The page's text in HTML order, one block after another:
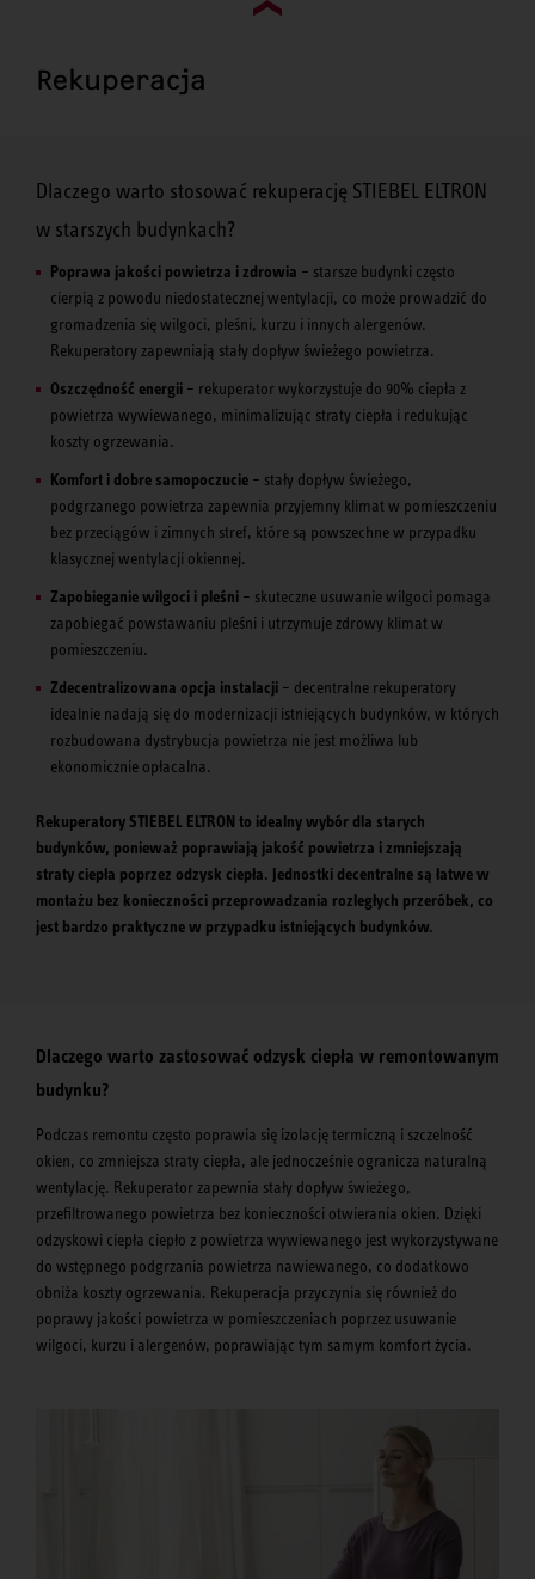
Go to top (evo)
Rekuperacja
Dlaczego warto stosować rekuperację STIEBEL ELTRON
w starszych budynkach?
Poprawa jakości powietrza i zdrowia – starsze budynki często
cierpią z powodu niedostatecznej wentylacji, co może prowadzić do
gromadzenia się wilgoci, pleśni, kurzu i innych alergenów.
Rekuperatory zapewniają stały dopływ świeżego powietrza.
Oszczędność energii – rekuperator wykorzystuje do 90% ciepła z
powietrza wywiewanego, minimalizując straty ciepła i redukując
koszty ogrzewania.
Komfort i dobre samopoczucie – stały dopływ świeżego,
podgrzanego powietrza zapewnia przyjemny klimat w pomieszczeniu
bez przeciągów i zimnych stref, które są powszechne w przypadku
klasycznej wentylacji okiennej.
Zapobieganie wilgoci i pleśni – skuteczne usuwanie wilgoci pomaga
zapobiegać powstawaniu pleśni i utrzymuje zdrowy klimat w
pomieszczeniu.
Zdecentralizowana opcja instalacji – decentralne rekuperatory
idealnie nadają się do modernizacji istniejących budynków, w których
rozbudowana dystrybucja powietrza nie jest możliwa lub
ekonomicznie opłacalna.
Rekuperatory STIEBEL ELTRON to idealny wybór dla starych
budynków, ponieważ poprawiają jakość powietrza i zmniejszają
straty ciepła poprzez odzysk ciepła. Jednostki decentralne są łatwe w
montażu bez konieczności przeprowadzania rozległych przeróbek, co
jest bardzo praktyczne w przypadku istniejących budynków.
Dlaczego warto zastosować odzysk ciepła w remontowanym
budynku?
Podczas remontu często poprawia się izolację termiczną i szczelność
okien, co zmniejsza straty ciepła, ale jednocześnie ogranicza naturalną
wentylację. Rekuperator zapewnia stały dopływ świeżego,
przefiltrowanego powietrza bez konieczności otwierania okien. Dzięki
odzyskowi ciepła ciepło z powietrza wywiewanego jest wykorzystywane
do wstępnego podgrzania powietrza nawiewanego, co dodatkowo
obniża koszty ogrzewania. Rekuperacja przyczynia się również do
poprawy jakości powietrza w pomieszczeniach poprzez usuwanie
wilgoci, kurzu i alergenów, poprawiając tym samym komfort życia.